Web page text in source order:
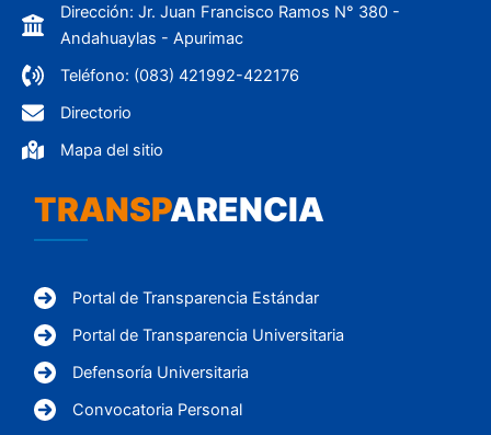
Dirección: Jr. Juan Francisco Ramos N° 380 -
Andahuaylas - Apurimac
Teléfono: (083) 421992-422176
Directorio
Mapa del sitio
TRANSPARENCIA
Portal de Transparencia Estándar
Portal de Transparencia Universitaria
Defensoría Universitaria
Convocatoria Personal